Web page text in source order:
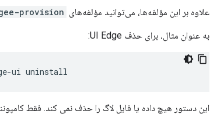
علاوه بر این مؤلفه‌ها، می‌توانید مؤلفه‌های provision
به عنوان مثال، برای حذف UI Edge:
ui uninstall
این دستور هیچ داده یا فایل لاگ را حذف نمی کند. فقط